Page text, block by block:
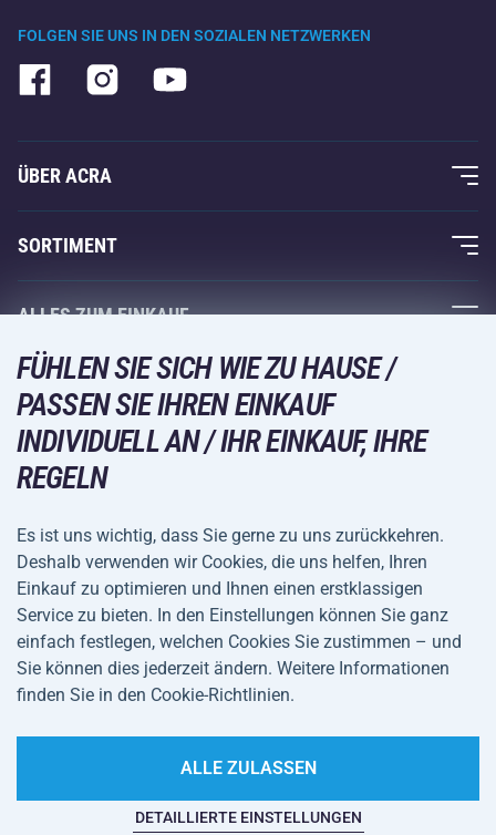
FOLGEN SIE UNS IN DEN SOZIALEN NETZWERKEN
ÜBER ACRA
Über uns
Acra-Garantie
Kontakte
Großhandel
Einkaufsratgeber
SORTIMENT
Fitness und Krafttraining
Racketsportarten
Wintersport
Freizeit und Unterhaltung
Camping und Wandern
Fahrräder und Roller
Ballsportarten
Wassersport
Sportbekleidung und Accessoires
ALLES ZUM EINKAUF
Acra-Garantie
Rückgabe und Reklamationen
VERSANDARTEN
ZAHLUNGSARTEN
Allgemeine
Geschäftsbedingungen
Datenschutz
Cookie-Einstellungen
Auf dieser Website spukt es
FÜHLEN SIE SICH WIE ZU HAUSE /
PASSEN SIE IHREN EINKAUF
INDIVIDUELL AN / IHR EINKAUF, IHRE
REGELN
Es ist uns wichtig, dass Sie gerne zu uns zurückkehren.
Deshalb verwenden wir Cookies, die uns helfen, Ihren
Einkauf zu optimieren und Ihnen einen erstklassigen
Service zu bieten. In den Einstellungen können Sie ganz
einfach festlegen, welchen Cookies Sie zustimmen – und
Sie können dies jederzeit ändern. Weitere Informationen
finden Sie in den Cookie-Richtlinien.
DETAILLIERTE EINSTELLUNGEN
ALLE ZULASSEN